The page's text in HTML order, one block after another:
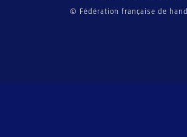
© Fédération française de